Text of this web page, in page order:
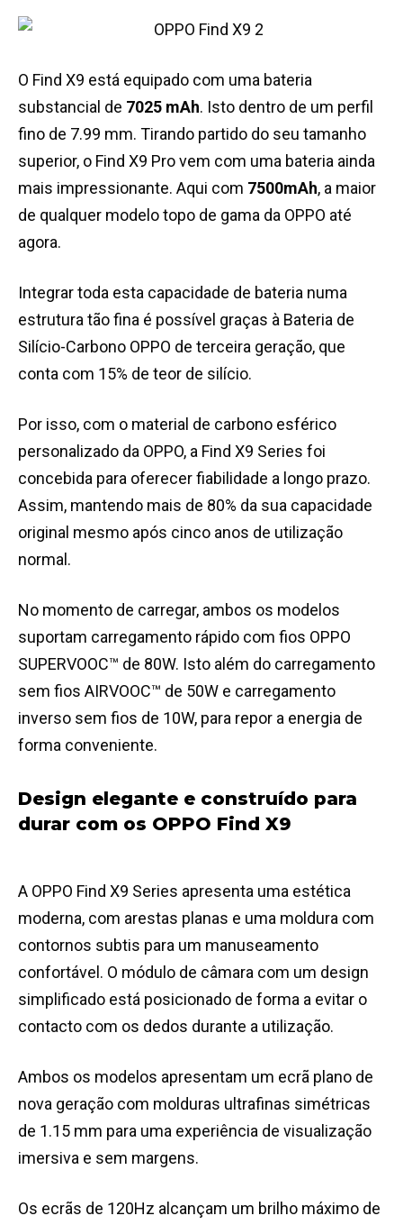
O Find X9 está equipado com uma bateria
substancial de 7025 mAh. Isto dentro de um perfil
fino de 7.99 mm. Tirando partido do seu tamanho
superior, o Find X9 Pro vem com uma bateria ainda
mais impressionante. Aqui com 7500mAh, a maior
de qualquer modelo topo de gama da OPPO até
agora.
Integrar toda esta capacidade de bateria numa
estrutura tão fina é possível graças à Bateria de
Silício-Carbono OPPO de terceira geração, que
conta com 15% de teor de silício.
Por isso, com o material de carbono esférico
personalizado da OPPO, a Find X9 Series foi
concebida para oferecer fiabilidade a longo prazo.
Assim, mantendo mais de 80% da sua capacidade
original mesmo após cinco anos de utilização
normal.
No momento de carregar, ambos os modelos
suportam carregamento rápido com fios OPPO
SUPERVOOC™ de 80W. Isto além do carregamento
sem fios AIRVOOC™ de 50W e carregamento
inverso sem fios de 10W, para repor a energia de
forma conveniente.
Design elegante e construído para
durar com os OPPO Find X9
A OPPO Find X9 Series apresenta uma estética
moderna, com arestas planas e uma moldura com
contornos subtis para um manuseamento
confortável. O módulo de câmara com um design
simplificado está posicionado de forma a evitar o
contacto com os dedos durante a utilização.
Ambos os modelos apresentam um ecrã plano de
nova geração com molduras ultrafinas simétricas
de 1.15 mm para uma experiência de visualização
imersiva e sem margens.
Os ecrãs de 120Hz alcançam um brilho máximo de